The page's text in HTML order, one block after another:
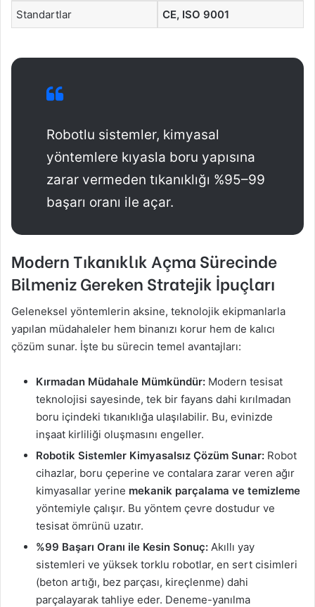
Standartlar CE, ISO 9001
Robotlu sistemler, kimyasal
yöntemlere kıyasla boru yapısına
zarar vermeden tıkanıklığı %95–99
başarı oranı ile açar.
Modern Tıkanıklık Açma Sürecinde
Bilmeniz Gereken Stratejik İpuçları
Geleneksel yöntemlerin aksine, teknolojik ekipmanlarla
yapılan müdahaleler hem binanızı korur hem de kalıcı
çözüm sunar. İşte bu sürecin temel avantajları:
Kırmadan Müdahale Mümkündür: Modern tesisat
teknolojisi sayesinde, tek bir fayans dahi kırılmadan
boru içindeki tıkanıklığa ulaşılabilir. Bu, evinizde
inşaat kirliliği oluşmasını engeller.
Robotik Sistemler Kimyasalsız Çözüm Sunar: Robot
cihazlar, boru çeperine ve contalara zarar veren ağır
kimyasallar yerine mekanik parçalama ve temizleme
yöntemiyle çalışır. Bu yöntem çevre dostudur ve
tesisat ömrünü uzatır.
%99 Başarı Oranı ile Kesin Sonuç: Akıllı yay
sistemleri ve yüksek torklu robotlar, en sert cisimleri
(beton artığı, bez parçası, kireçlenme) dahi
parçalayarak tahliye eder. Deneme-yanılma